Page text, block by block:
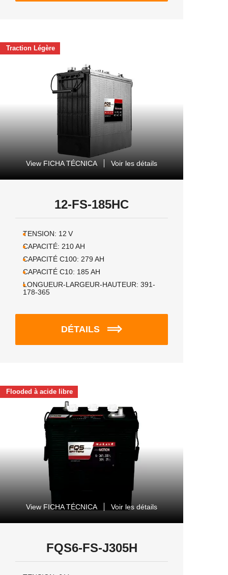
Traction Légère
View FICHA TÉCNICA Voir les détails
12-FS-185HC
TENSION: 12 V
CAPACITÉ: 210AH
CAPACITÉ C100: 279 AH
CAPACITÉ C10: 185AH
LONGUEUR-LARGEUR-HAUTEUR: 391-
178-365
DÉTAILS
Flooded à acide libre
View FICHA TÉCNICA Voir les détails
FQS6-FS-J305H